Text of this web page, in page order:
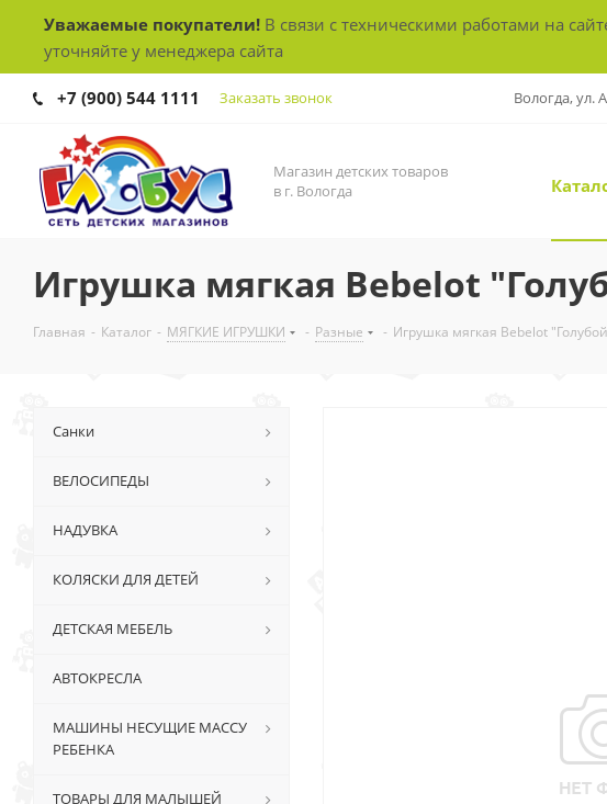
Уважаемые покупатели! В связи с техническими работами на
уточняйте у менеджера сайта
+7 (900) 544 1111 Заказать звонок Вологда, ул.
Магазин детских товаров
в г. Вологда
Игрушка мягкая Bebelot
Главная - Каталог - МЯГКИЕ ИГРУШКИ - Разные - Игрушка мягкая Bebelot
Санки
ВЕЛОСИПЕДЫ
НАДУВКА
КОЛЯСКИ ДЛЯ ДЕТЕЙ
ДЕТСКАЯ МЕБЕЛЬ
АВТОКРЕСЛА
МАШИНЫ НЕСУЩИЕ МАССУ
РЕБЕНКА
ТОВАРЫ ДЛЯ МАЛЫШЕЙ